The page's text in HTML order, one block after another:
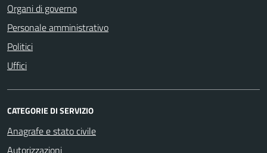
Organi di governo
Personale amministrativo
Politici
Uffici
CATEGORIE DI SERVIZIO
Anagrafe e stato civile
Autorizzazioni